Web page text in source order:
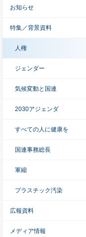
お知らせ
特集／背景資料
人権
ジェンダー
気候変動と国連
2030アジェンダ
すべての人に健康を
国連事務総長
軍縮
プラスチック汚染
広報資料
メディア情報